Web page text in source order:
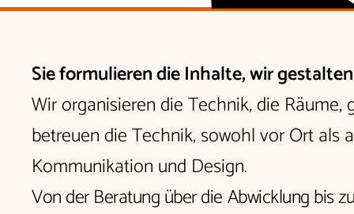
Sie formulieren die Inhalte, wir
Wir organisieren die Technik, die
betreuen die Technik, sowohl vor Ort als
Kommunikation und Design.
Von der Beratung über die Abwicklung bis